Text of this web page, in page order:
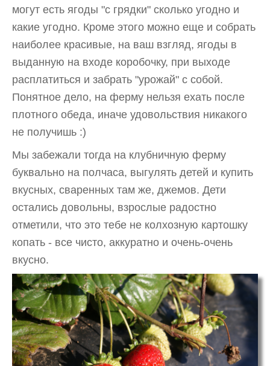
могут есть ягоды "с грядки" сколько угодно и
какие угодно. Кроме этого можно еще и собрать
наиболее красивые, на ваш взгляд, ягоды в
выданную на входе коробочку, при выходе
расплатиться и забрать "урожай" с собой.
Понятное дело, на ферму нельзя ехать после
плотного обеда, иначе удовольствия никакого
не получишь :)
Мы забежали тогда на клубничную ферму
буквально на полчаса, выгулять детей и купить
вкусных, сваренных там же, джемов. Дети
остались довольны, взрослые радостно
отметили, что это тебе не колхозную картошку
копать - все чисто, аккуратно и очень-очень
вкусно.